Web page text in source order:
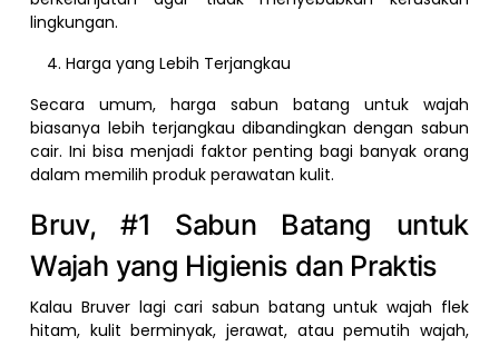
lingkungan.
Harga yang Lebih Terjangkau
Secara umum, harga sabun batang untuk wajah
biasanya lebih terjangkau dibandingkan dengan sabun
cair. Ini bisa menjadi faktor penting bagi banyak orang
dalam memilih produk perawatan kulit.
Bruv, #1 Sabun Batang untuk
Wajah yang Higienis dan Praktis
Kalau Bruver lagi cari sabun batang untuk wajah flek
hitam, kulit berminyak, jerawat, atau pemutih wajah,